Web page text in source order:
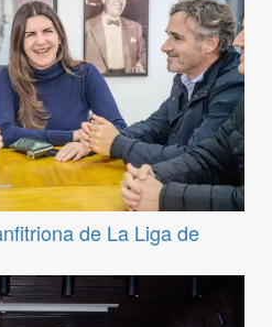
de La Liga de